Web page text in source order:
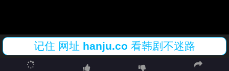
记住 网址 hanju.co 看韩剧不迷路